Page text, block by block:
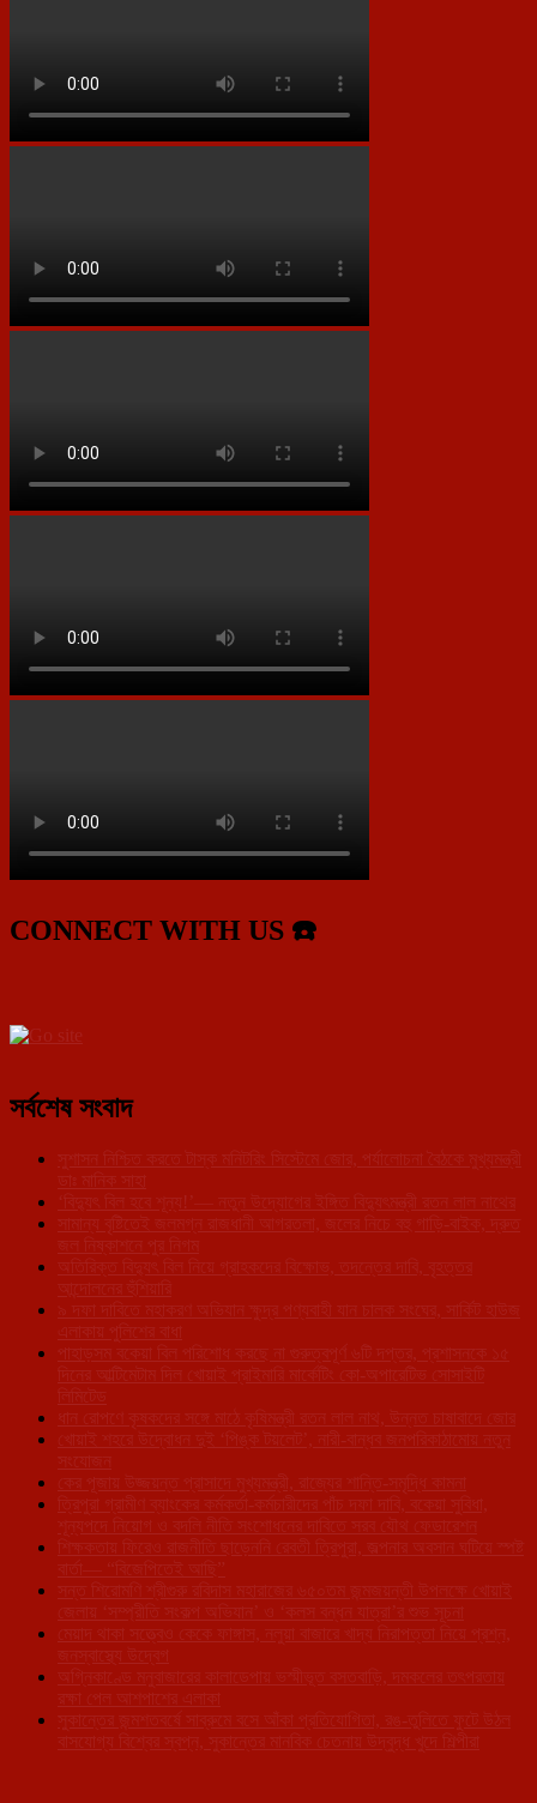
CONNECT WITH US ☎️
সর্বশেষ সংবাদ
সুশাসন নিশ্চিত করতে টাস্ক মনিটরিং সিস্টেমে জোর, পর্যালোচনা বৈঠকে মুখ্যমন্ত্রী
ডাঃ মানিক সাহা
‘বিদ্যুৎ বিল হবে শূন্য!’— নতুন উদ্যোগের ইঙ্গিত বিদ্যুৎমন্ত্রী রতন লাল নাথের
সামান্য বৃষ্টিতেই জলমগ্ন রাজধানী আগরতলা, জলের নিচে বহু গাড়ি-বাইক, দ্রুত
জল নিষ্কাশনে পুর নিগম
অতিরিক্ত বিদ্যুৎ বিল নিয়ে গ্রাহকদের বিক্ষোভ, তদন্তের দাবি, বৃহত্তর
আন্দোলনের হুঁশিয়ারি
৯ দফা দাবিতে মহাকরণ অভিযান ক্ষুদ্র পণ্যবাহী যান চালক সংঘের, সার্কিট হাউজ
এলাকায় পুলিশের বাধা
পাহাড়সম বকেয়া বিল পরিশোধ করছে না গুরুত্বপূর্ণ ৬টি দপ্তর, প্রশাসনকে ১৫
দিনের আল্টিমেটাম দিল খোয়াই প্রাইমারি মার্কেটিং কো-অপারেটিভ সোসাইটি
লিমিটেড
ধান রোপণে কৃষকদের সঙ্গে মাঠে কৃষিমন্ত্রী রতন লাল নাথ, উন্নত চাষাবাদে জোর
খোয়াই শহরে উদ্বোধন দুই ‘পিঙ্ক টয়লেট’, নারী-বান্ধব জনপরিকাঠামোয় নতুন
সংযোজন
কের পূজায় উজ্জয়ন্ত প্রাসাদে মুখ্যমন্ত্রী, রাজ্যের শান্তি-সমৃদ্ধি কামনা
ত্রিপুরা গ্রামীণ ব্যাংকের কর্মকর্তা-কর্মচারীদের পাঁচ দফা দাবি, বকেয়া সুবিধা,
শূন্যপদে নিয়োগ ও বদলি নীতি সংশোধনের দাবিতে সরব যৌথ ফেডারেশন
শিক্ষকতায় ফিরেও রাজনীতি ছাড়েননি রেবতী ত্রিপুরা, জল্পনার অবসান ঘটিয়ে স্পষ্ট
বার্তা— “বিজেপিতেই আছি”
সন্ত শিরোমণি শ্রীগুরু রবিদাস মহারাজের ৬৫০তম জন্মজয়ন্তী উপলক্ষে খোয়াই
জেলায় ‘সম্প্রীতি সংকল্প অভিযান’ ও ‘কলস বন্ধন যাত্রা’র শুভ সূচনা
মেয়াদ থাকা সত্ত্বেও কেকে ফাঙ্গাস, নলুয়া বাজারে খাদ্য নিরাপত্তা নিয়ে প্রশ্ন,
জনস্বাস্থ্যে উদ্বেগ
অগ্নিকাণ্ডে মনুবাজারের কালাডেপায় ভস্মীভূত বসতবাড়ি, দমকলের তৎপরতায়
রক্ষা পেল আশপাশের এলাকা
সুকান্তের জন্মশতবর্ষে সাব্রুমে বসে আঁকা প্রতিযোগিতা, রঙ-তুলিতে ফুটে উঠল
বাসযোগ্য বিশ্বের স্বপ্ন, সুকান্তের মানবিক চেতনায় উদ্বুদ্ধ খুদে শিল্পীরা